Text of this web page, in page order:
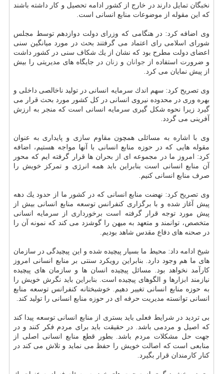
نخبگان تمایل دارند در خارج از كشور ادامه تحصیل و كار داشته باشند
كه این مقوله از موضوعات منابع انسانی است.
وی اضافه كرد: در هنگامی كه وزرای دولت دوازدهم توسط مجلس
شورای اسلامی رای اعتماد می گرفتند بحث در مورد میانگین سنی
اعضای دولت مطرح بود كه نشان از یك شكاف سنی در كشور داشت
و ضرورت استفاده از جوانان و زنان در جایگاه های مدیریتی را بیش
از پیش نمایان می كرد.
وی تصریح كرد: سهم اندك سرمایه انسانی در تولید ناخالصی داخلی و
بهره وری در محدوده نیروی انسانی در كل كشور مورد بحث قرار می
گیرد زیرا نحوه شكل گیری سرمایه انسانی است كه منجر به ارزش
آفرینی می گردد.
وی با اشاره به مسائلی همچون مقاوم سازی و پایداری به عنوان
مقوله هایی كه در حوزه منابع انسانی با آنها مواجه هستیم، اضافه
كرد: امروز ما در مجموعه ای از بحران ها قرار گرفته ایم كه محور
آن منابع انسانی است بنابراین باید همه انرژی و تمركز خویش را
صرف منابع انسانی كنیم.
وی تصریح كرد: نهضت منابع انسانی كه در كشور ما از حدود یك دهه
پیش آغاز شده و با برگزاری كنفرانس توسعه منابع انسانی بیش از
پیش مورد توجه قرار گرفته است برخورداری از سرمایه انسانی
متخصص، توانمند و متعهد به میهن را گوشزد می كند كه نمونه آن را
در صحنه های دفاع مقدس شاهد بودیم.
شیخ ادامه داد: محیط ما بسیار پیچیده شده و این پیچیدگی در سازمان
های ما هم وجود دارد. بنابراین رویكرد سنتی بر منابع انسانی امروز
كارآمد نخواهد بود. مسائل پیچیده انسان ها و سازمان های پیچیده
نیازمند ابزارها و الگوهای پیچیده است. بنابراین باید نگرش خویش را
به حوزه منابع انسانی تغییر دهیم. خوشبختانه كنفرانس توسعه منابع
انسانی توانسته مدیریت حرفه ای در حوزه منابع انسانی را تولید كند.
بی تردید در شرایط فعلی باید بستری از منابع انسانی توسعه پیدا كند
كه اصیل و مردمی باشد. در حقیقت باید برای مردم فكر كنند و در
جهت حل مشكلات مردم باشد. بطور قطع منابع انسانی اصلی از
منابعی است كه اصالت خویش را حفظ می نماید و تلاش می كند در
كنار كارمندان قرار بگیرد.